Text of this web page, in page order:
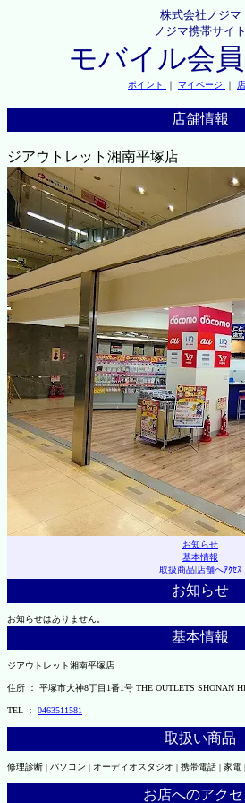
株式会社ノジマ
ノジマ携帯サイト
モバイル会
ポイント ｜ マイページ ｜
店舗情報
ジアウトレット湘南平塚店
お知らせ
基本情報
取扱商品|店舗へｱｸｾｽ
お知らせ
お知らせはありません。
基本情報
ジアウトレット湘南平塚店
住所 ： 平塚市大神8丁目1番1号 THE OUTLETS SHONAN
TEL ： 0463511581
取扱い商品
修理診断 | パソコン | オーディオスタジオ | 携帯電話 | 家電
お店へのアクセ